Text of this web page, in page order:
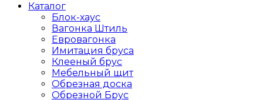
Каталог
Блок-хаус
Вагонка Штиль
Евровагонка
Имитация бруса
Клееный брус
Мебельный щит
Обрезная доска
Обрезной Брус